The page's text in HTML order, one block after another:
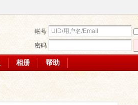
帐号
密码
相册 帮助